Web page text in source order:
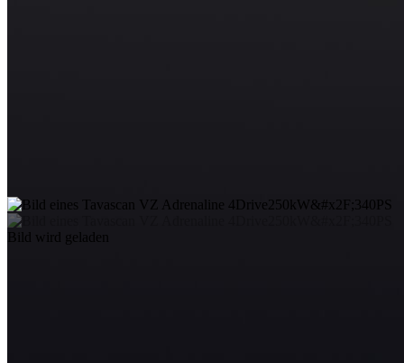
Bild wird geladen